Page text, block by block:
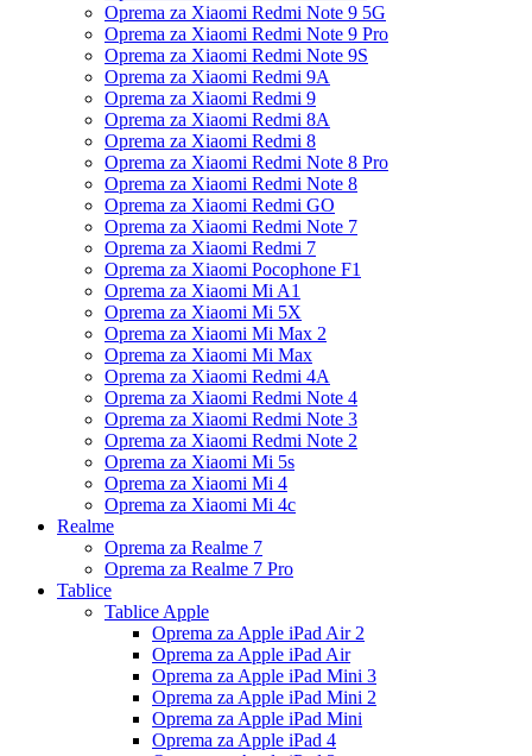
Oprema za Xiaomi Redmi Note 9 5G
Oprema za Xiaomi Redmi Note 9 Pro
Oprema za Xiaomi Redmi Note 9S
Oprema za Xiaomi Redmi 9A
Oprema za Xiaomi Redmi 9
Oprema za Xiaomi Redmi 8A
Oprema za Xiaomi Redmi 8
Oprema za Xiaomi Redmi Note 8 Pro
Oprema za Xiaomi Redmi Note 8
Oprema za Xiaomi Redmi GO
Oprema za Xiaomi Redmi Note 7
Oprema za Xiaomi Redmi 7
Oprema za Xiaomi Pocophone F1
Oprema za Xiaomi Mi A1
Oprema za Xiaomi Mi 5X
Oprema za Xiaomi Mi Max 2
Oprema za Xiaomi Mi Max
Oprema za Xiaomi Redmi 4A
Oprema za Xiaomi Redmi Note 4
Oprema za Xiaomi Redmi Note 3
Oprema za Xiaomi Redmi Note 2
Oprema za Xiaomi Mi 5s
Oprema za Xiaomi Mi 4
Oprema za Xiaomi Mi 4c
Realme
Oprema za Realme 7
Oprema za Realme 7 Pro
Tablice
Tablice Apple
Oprema za Apple iPad Air 2
Oprema za Apple iPad Air
Oprema za Apple iPad Mini 3
Oprema za Apple iPad Mini 2
Oprema za Apple iPad Mini
Oprema za Apple iPad 4